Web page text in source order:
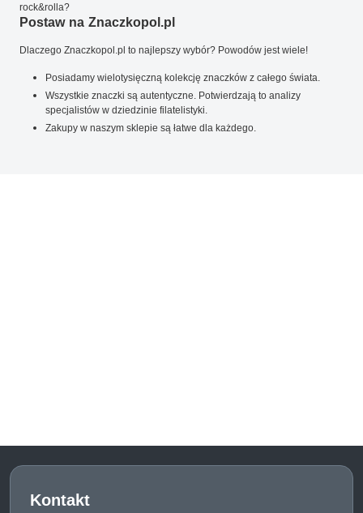
rock&rolla?
Postaw na Znaczkopol.pl
Dlaczego Znaczkopol.pl to najlepszy wybór? Powodów jest wiele!
Posiadamy wielotysięczną kolekcję znaczków z całego świata.
Wszystkie znaczki są autentyczne. Potwierdzają to analizy
specjalistów w dziedzinie filatelistyki.
Zakupy w naszym sklepie są łatwe dla każdego.
Kontakt